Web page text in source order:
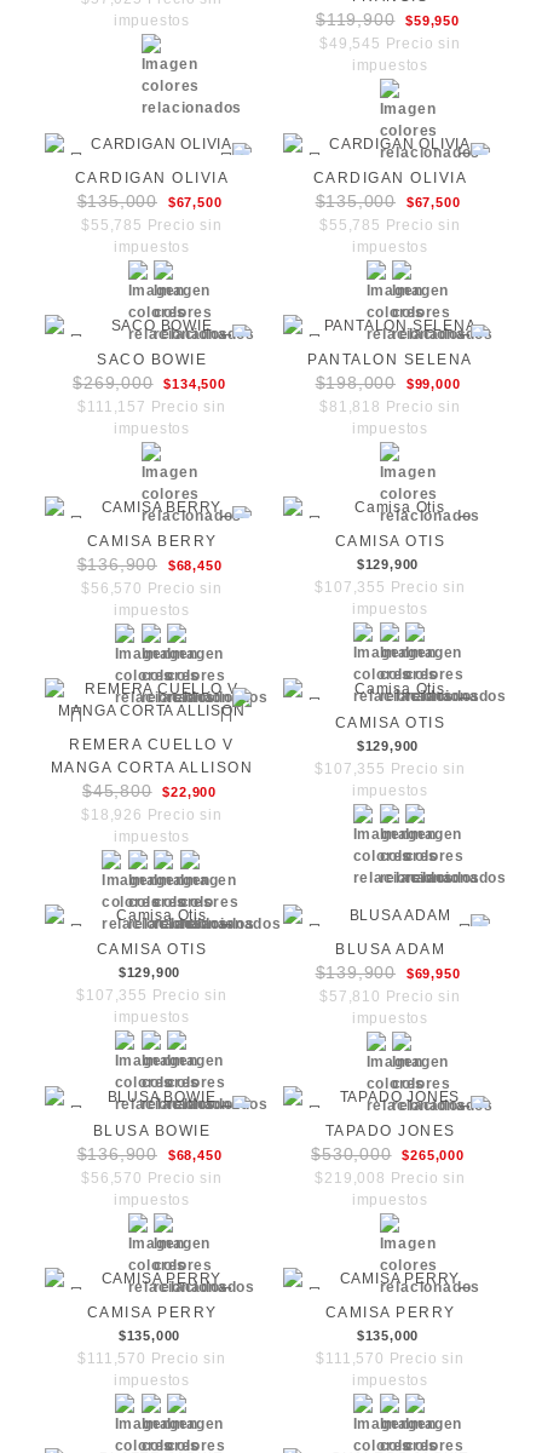
impuestos
$119,900 $59,950
$49,545 Precio sin
impuestos
CARDIGAN OLIVIA
$135,000 $67,500
$55,785 Precio sin
impuestos
CARDIGAN OLIVIA
$135,000 $67,500
$55,785 Precio sin
impuestos
SACO BOWIE
$269,000 $134,500
$111,157 Precio sin
impuestos
PANTALON SELENA
$198,000 $99,000
$81,818 Precio sin
impuestos
CAMISA BERRY
$136,900 $68,450
$56,570 Precio sin
impuestos
CAMISA OTIS
$129,900
$107,355 Precio sin
impuestos
REMERA CUELLO V
MANGA CORTA ALLISON
$45,800 $22,900
$18,926 Precio sin
impuestos
CAMISA OTIS
$129,900
$107,355 Precio sin
impuestos
CAMISA OTIS
$129,900
$107,355 Precio sin
impuestos
BLUSA ADAM
$139,900 $69,950
$57,810 Precio sin
impuestos
BLUSA BOWIE
$136,900 $68,450
$56,570 Precio sin
impuestos
TAPADO JONES
$530,000 $265,000
$219,008 Precio sin
impuestos
CAMISA PERRY
$135,000
$111,570 Precio sin
impuestos
CAMISA PERRY
$135,000
$111,570 Precio sin
impuestos